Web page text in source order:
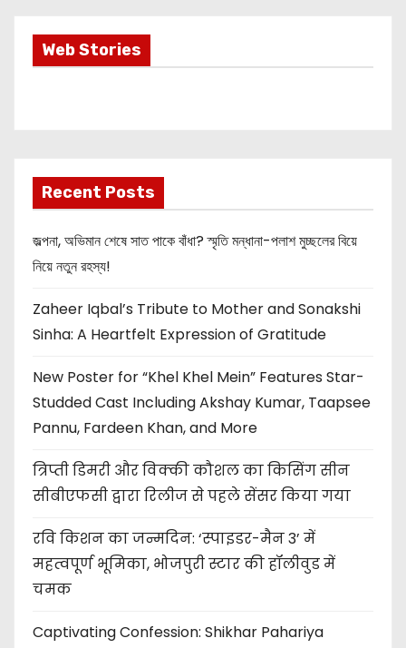
Web StoriesMost Important
Info about
Recent Posts
জল্পনা, অভিমান শেষে সাত পাকে বাঁধা? স্মৃতি মন্ধানা-পলাশ মুচ্ছলের বিয়ে
নিয়ে নতুন রহস্য!
Zaheer Iqbal’s Tribute to Mother and Sonakshi
Sinha: A Heartfelt Expression of Gratitude
New Poster for “Khel Khel Mein” Features Star-
Studded Cast Including Akshay Kumar, Taapsee
Pannu, Fardeen Khan, and More
त्रिप्ती डिमरी और विक्की कौशल का किसिंग सीन
सीबीएफसी द्वारा रिलीज से पहले सेंसर किया गया
रवि किशन का जन्मदिन: ‘स्पाइडर-मैन 3’ में
महत्वपूर्ण भूमिका, भोजपुरी स्टार की हॉलीवुड में
चमक
Captivating Confession: Shikhar Pahariya